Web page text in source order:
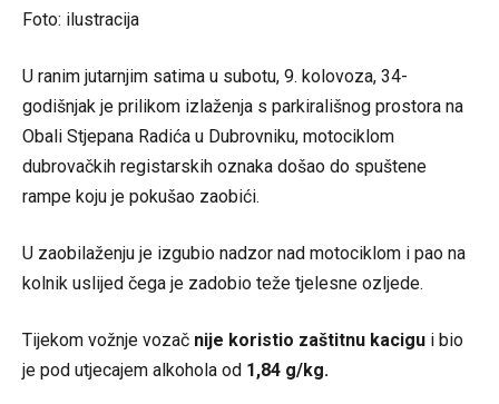
Foto: ilustracija
U ranim jutarnjim satima u subotu, 9. kolovoza, 34-
godišnjak je prilikom izlaženja s parkirališnog prostora na
Obali Stjepana Radića u Dubrovniku, motociklom
dubrovačkih registarskih oznaka došao do spuštene
rampe koju je pokušao zaobići.
U zaobilaženju je izgubio nadzor nad motociklom i pao na
kolnik uslijed čega je zadobio teže tjelesne ozljede.
Tijekom vožnje vozač nije koristio zaštitnu kacigu i bio
je pod utjecajem alkohola od 1,84 g/kg.